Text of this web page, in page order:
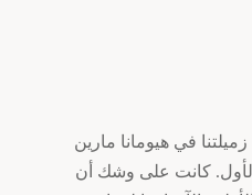
في هيومانا مارين
الأول. كانت على وشك أن